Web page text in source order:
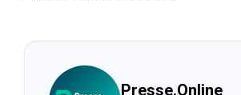
Presse.Online